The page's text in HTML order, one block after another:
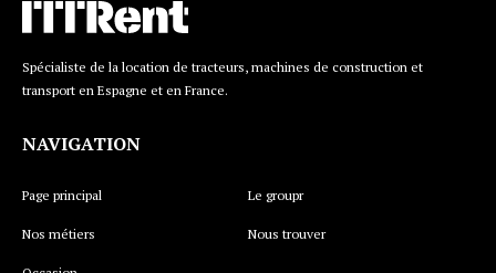
Spécialiste de la location de tracteurs, machines de construction et
transport en Espagne et en France.
NAVIGATION
Page principal Le groupr
Nos métiers Nous trouver